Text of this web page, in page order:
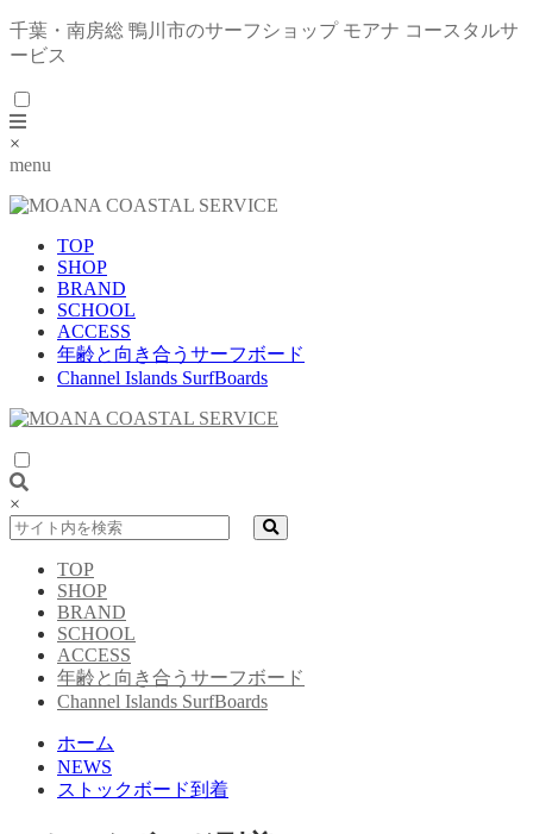
千葉・南房総 鴨川市のサーフショップ モアナ コースタルサ
ービス
×
menu
TOP
SHOP
BRAND
SCHOOL
ACCESS
年齢と向き合うサーフボード
Channel Islands SurfBoards
×
TOP
SHOP
BRAND
SCHOOL
ACCESS
年齢と向き合うサーフボード
Channel Islands SurfBoards
ホーム
NEWS
ストックボード到着